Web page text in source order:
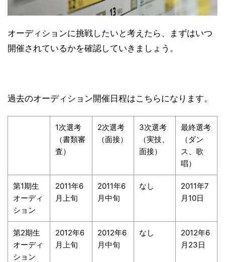
オーディションに挑戦したいと考えたら、まずはいつ
開催されているかを確認していきましょう。
過去のオーディション開催日程はこちらになります。
1次選考
（書類審
査）
2次選考
（面接）
3次選考
（実技、
面接）
最終選考
（ダン
ス、歌
唱）
第1期生
オーディ
ション
2011年6
月上旬
2011年6
月中旬
なし
2011年7
月10日
第2期生
オーディ
ション
2012年6
月上旬
2012年6
月中旬
なし
2012年6
月23日